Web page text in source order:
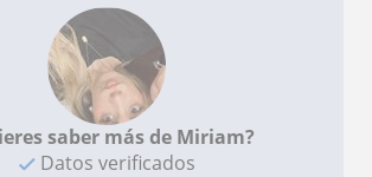
saber más de Miriam?
Datos verificados